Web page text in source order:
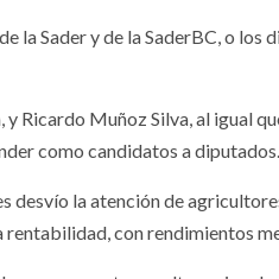
la Sader y de la SaderBC, o los
Ricardo Muñoz Silva, al igual
como candidatos a diputados.
desvío la atención de
rentabilidad, con rendimientos